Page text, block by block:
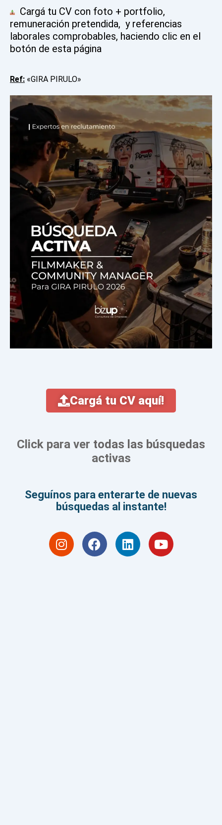
Cargá tu CV con foto + portfolio,
remuneración pretendida, y referencias
laborales comprobables, haciendo clic en el
botón de esta página
Ref: «GIRA PIRULO»
Cargá tu CV aquí!
Click para ver todas las búsquedas
activas
Seguínos para enterarte de nuevas
búsquedas al instante!
I
n
F
a
L
i
Y
o